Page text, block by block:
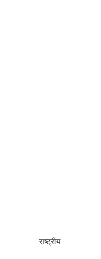
राष्ट्रीय